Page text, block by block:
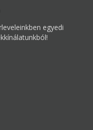
egyedi